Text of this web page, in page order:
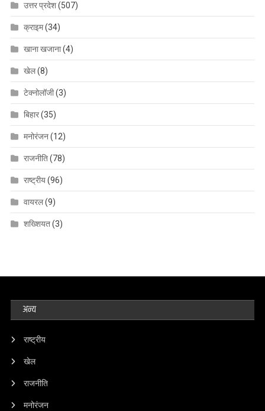
उत्तर प्रदेश(507)
क्राइम(34)
खाना खजाना(4)
खेल(8)
टेक्नोलॉजी(3)
बिहार(35)
मनोरंजन(12)
राजनीति(78)
राष्ट्रीय(96)
वायरल(9)
शख्शियत(3)
अन्य
राष्ट्रीय
खेल
राजनीति
मनोरंजन